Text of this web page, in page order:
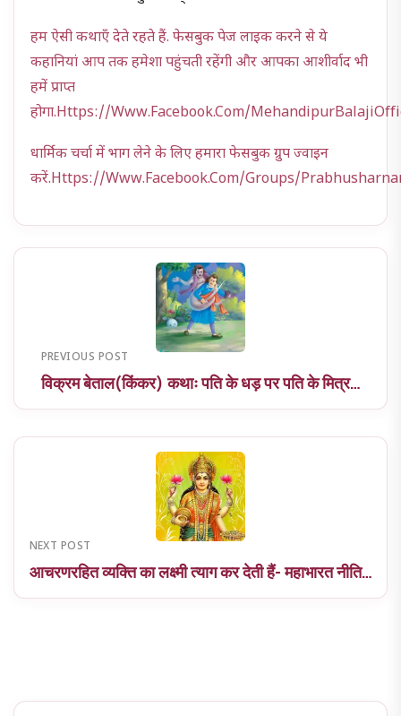
हम ऐसी कथाएँ देते रहते हैं. फेसबुक पेज लाइक करने से ये
कहानियां आप तक हमेशा पहुंचती रहेंगी और आपका आशीर्वाद भी
हमें प्राप्त
होगा.https://www.facebook.com/
धार्मिक चर्चा में भाग लेने के लिए हमारा फेसबुक ग्रुप ज्वाइन
करें.https://www.facebook.com/groups/
PREVIOUS POST
विक्रम बेताल(किंकर) कथाः पति के धड़ पर पति के मित्र…
NEXT POST
आचरणरहित व्यक्ति का लक्ष्मी त्याग कर देती हैं- महाभारत नीति…